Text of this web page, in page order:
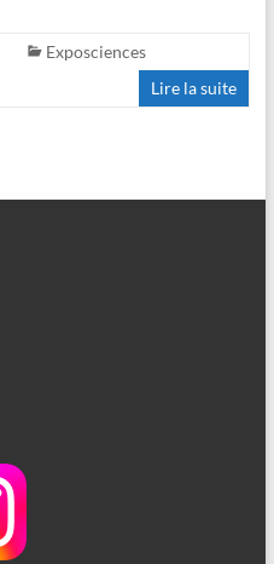
Exposciences
Lire la suite